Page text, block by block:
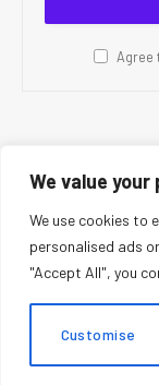
We value your
We use cookies to
personalised ads
"Accept All", you
Customise
Agree
About Us
Terms and
Corrections